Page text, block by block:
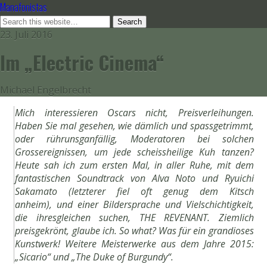
Manafonistas
23. Juli 2016
Im „Electric Cinema“
Michael Engelbrecht
Mich interessieren Oscars nicht, Preisverleihungen.
Haben Sie mal gesehen, wie dämlich und spassgetrimmt,
oder rührunsganfällig, Moderatoren bei solchen
Grossereignissen, um jede scheissheilige Kuh tanzen?
Heute sah ich zum ersten Mal, in aller Ruhe, mit dem
fantastischen Soundtrack von Alva Noto und Ryuichi
Sakamato (letzterer fiel oft genug dem Kitsch
anheim), und einer Bildersprache und Vielschichtigkeit,
die ihresgleichen suchen, THE REVENANT. Ziemlich
preisgekrönt, glaube ich. So what? Was für ein grandioses
Kunstwerk! Weitere Meisterwerke aus dem Jahre 2015:
„Sicario“ und „The Duke of Burgundy“.